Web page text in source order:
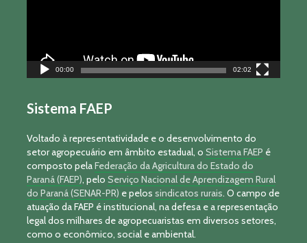
00:00 02:02
Sistema FAEP
Voltado à representatividade e o desenvolvimento do
setor agropecuário em âmbito estadual, o Sistema FAEP é
composto pelaFederação da Agricultura do Estado do
Paraná (FAEP), pelo Serviço Nacional de Aprendizagem Rural
do Paraná (SENAR-PR) e pelos sindicatos rurais. O campo de
atuação da FAEP é institucional, na defesa e a representação
legal dos milhares de agropecuaristas em diversos setores,
como o econômico, social e ambiental.